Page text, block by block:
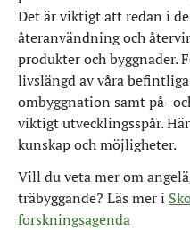
Det är viktigt att redan i
återanvändning och
produkter och byggnader.
livslängd av våra
ombyggnation samt på-
viktigt utvecklingsspår.
kunskap och möjligheter.
Vill du veta mer om
träbyggande? Läs mer i
forskningsagenda